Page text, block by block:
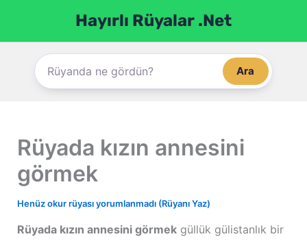
Hayırlı Rüyalar .Net
Ara
Rüyada kızın annesini
görmek
Henüz okur rüyası yorumlanmadı (Rüyanı Yaz)
Rüyada kızın annesini görmekgüllük gülistanlık bir